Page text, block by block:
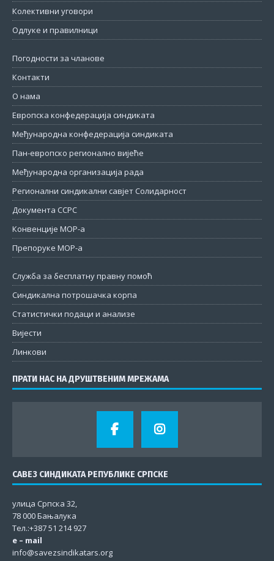
Колективни уговори
Одлуке и правилници
Погодности за чланове
Контакти
О нама
Европска конфедерација синдиката
Међународна конфедерација синдиката
Пан-европско регионално вијеће
Међународна организација рада
Регионални синдикални савјет Солидарност
Документа ССРС
Конвенције МОР-а
Препоруке МОР-а
Служба за бесплатну правну помоћ
Синдикална потрошачка корпа
Статистички подаци и анализе
Вијести
Линкови
ПРАТИ НАС НА ДРУШТВЕНИМ МРЕЖАМА
САВЕЗ СИНДИКАТА РЕПУБЛИКЕ СРПСКЕ
улица Српска 32,
78 000 Бањалука
Тел.:+387 51 214 927
e – mail
info@savezsindikatars.org